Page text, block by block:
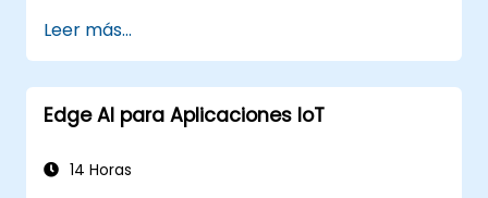
manufacturero, logístico y energético.
Diferenciar entre las arquitecturas de
computación en el borde (edge) y en la
nube, así como sus escenarios de
Implementar soluciones de edge
Leer más...
Edge AI para Aplicaciones IoT
14 Horas